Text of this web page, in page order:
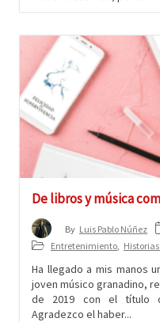
De libros y música
By Luis Pablo Núñez
Entretenimiento,
Ha llegado a mis manos
joven músico granadino,
de 2019 con el título
Agradezco el haber...